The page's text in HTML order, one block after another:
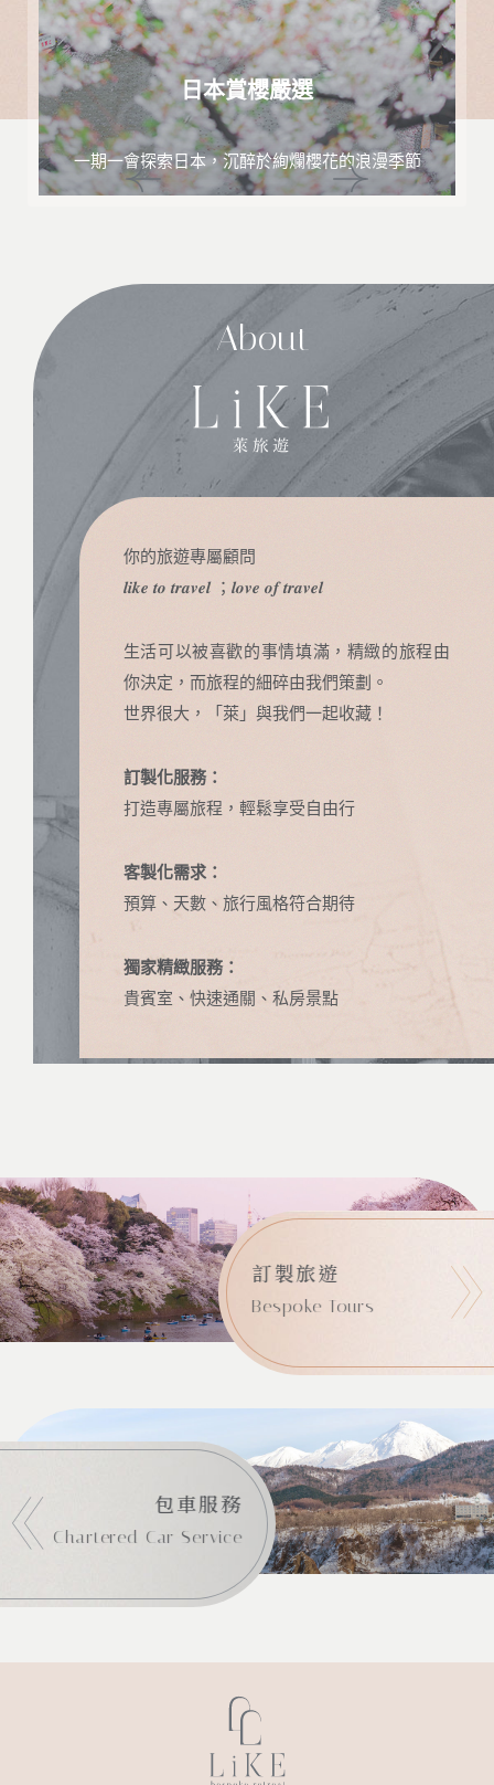
日本賞櫻嚴選
一期一會探索日本，沉醉於絢爛櫻花的浪漫季節
About
你的旅遊專屬顧問
𝒍𝒊𝒌𝒆 𝒕𝒐 𝒕𝒓𝒂𝒗𝒆𝒍 ；𝒍𝒐𝒗𝒆 𝒐𝒇 𝒕𝒓𝒂𝒗𝒆𝒍
生活可以被喜歡的事情填滿，精緻的旅程由
你決定，而旅程的細碎由我們策劃。
世界很大，「萊」與我們一起收藏！
訂製化服務：
打造專屬旅程，輕鬆享受自由行
客製化需求：
預算、天數、旅行風格符合期待
獨家精緻服務：
貴賓室、快速通關、私房景點
訂製旅遊
Bespoke Tours
包車服務
Chartered Car Service